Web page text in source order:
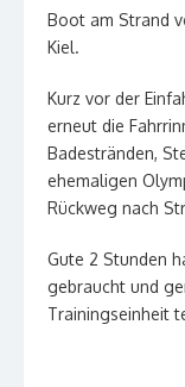
Boot am Strand
Kiel.
Kurz vor der
erneut die
Badestränden,
ehemaligen
Rückweg nach
Gute 2 Stunden
gebraucht und
Trainingseinheit